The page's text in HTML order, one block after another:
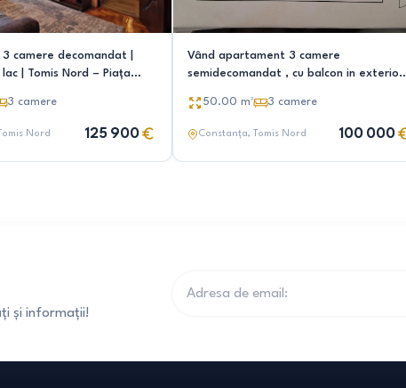
camere decomandat |
| Tomis Nord – Piața
3 camere
Nord 125 900
Vând apartament 3 camere
semidecomandat , cu balcon in exterior,
50.00 m² 3 camere
Constanța, Tomis Nord 100 000
și informații!